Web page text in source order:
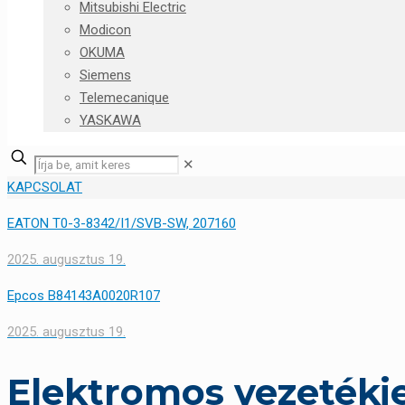
Mitsubishi Electric
Modicon
OKUMA
Siemens
Telemecanique
YASKAWA
✕
KAPCSOLAT
EATON T0-3-8342/I1/SVB-SW, 207160
2025. augusztus 19.
Epcos B84143A0020R107
2025. augusztus 19.
Elektromos